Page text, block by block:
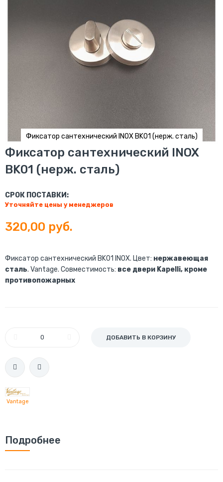
Фиксатор сантехнический INOX BK01 (нерж. сталь)
Перейти
к
началу
Фиксатор сантехнический INOX
BK01 (нерж. сталь)
СРОК ПОСТАВКИ:
Уточняйте цены у менеджеров
320,00 руб.
Фиксатор сантехнический BK01 INOX. Цвет: нержавеющая
сталь. Vantage. Совместимость: все двери Kapelli, кроме
противопожарных
ДОБАВИТЬ В КОРЗИНУ
Vantage
Подробнее